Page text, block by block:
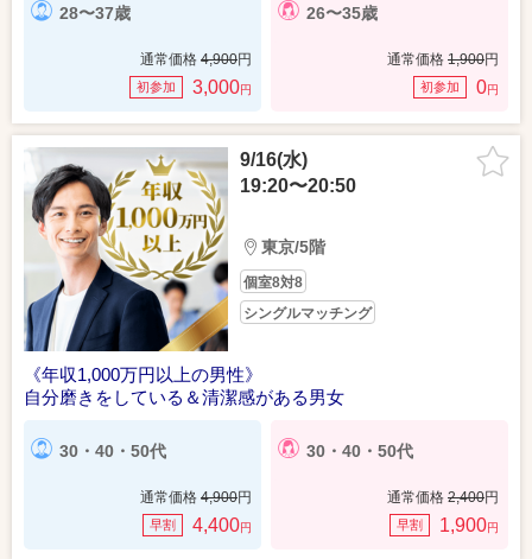
28〜37歳
通常価格 4,900円
初参加 3,000円
26〜35歳
通常価格 1,900円
初参加 0円
9/16(水)
19:20〜20:50
東京/5階
個室8対8
シングルマッチング
《年収1,000万円以上の男性》
自分磨きをしている＆清潔感がある男女
30・40・50代
通常価格 4,900円
早割 4,400円
30・40・50代
通常価格 2,400円
早割 1,900円